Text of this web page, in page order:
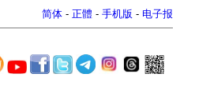
简体 - 正體 - 手机版 - 电子报